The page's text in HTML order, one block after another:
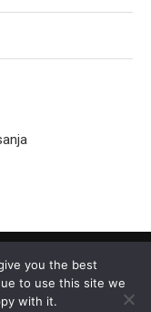
you the best
to use this site we
with it.